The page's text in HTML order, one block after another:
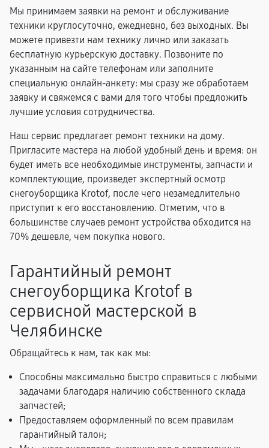
Мы принимаем заявки на ремонт и обслуживание
техники круглосуточно, ежедневно, без выходных. Вы
можете привезти нам технику лично или заказать
бесплатную курьерскую доставку. Позвоните по
указанным на сайте телефонам или заполните
специальную онлайн-анкету: мы сразу же обработаем
заявку и свяжемся с вами для того чтобы предложить
лучшие условия сотрудничества.
Наш сервис предлагает ремонт техники на дому.
Пригласите мастера на любой удобный день и время: он
будет иметь все необходимые инструменты, запчасти и
комплектующие, произведет экспертный осмотр
снегоуборщика Krotof, после чего незамедлительно
приступит к его восстановлению. Отметим, что в
большинстве случаев ремонт устройства обходится на
70% дешевле, чем покупка нового.
Гарантийный ремонт
снегоуборщика Krotof в
сервисной мастерской в
Челябинске
Обращайтесь к нам, так как мы:
Способны максимально быстро справиться с любыми
задачами благодаря наличию собственного склада
запчастей;
Предоставляем оформленный по всем правилам
гарантийный талон;